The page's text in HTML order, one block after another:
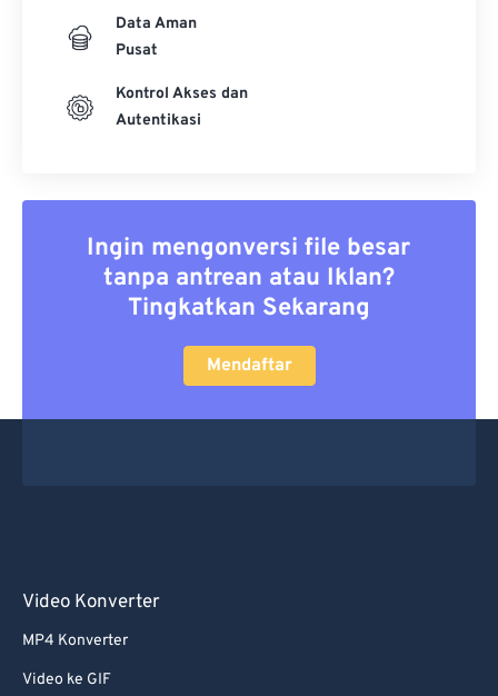
Data Aman
Pusat
Kontrol Akses dan
Autentikasi
Ingin mengonversi file besar
tanpa antrean atau Iklan?
Tingkatkan Sekarang
Mendaftar
Video Konverter
MP4 Konverter
Video ke GIF